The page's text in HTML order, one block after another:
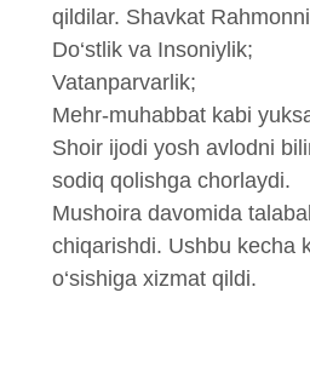
qildilar. Shavkat
Do‘stlik va Insoniylik;
Vatanparvarlik;
Mehr-muhabbat kabi
Shoir ijodi yosh avlodni
sodiq qolishga chorlaydi.
Mushoira davomida
chiqarishdi. Ushbu kecha
o‘sishiga xizmat qildi.